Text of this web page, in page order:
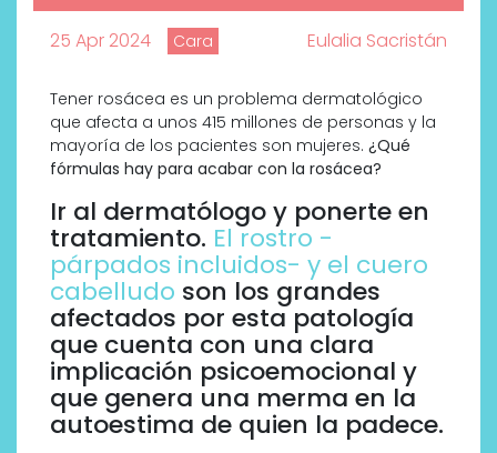
25 Apr 2024 Cara Eulalia Sacristán
Tener rosácea es un problema dermatológico
que afecta a unos 415 millones de personas y la
mayoría de los pacientes son mujeres. ¿Qué
fórmulas hay para acabar con la rosácea?
Ir al dermatólogo y ponerte en
tratamiento. El rostro -
párpados incluidos- y el cuero
cabelludo son los grandes
afectados por esta patología
que cuenta con una clara
implicación psicoemocional y
que genera una merma en la
autoestima de quien la padece.